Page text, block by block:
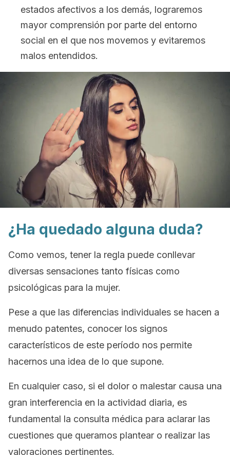
estados afectivos a los demás, lograremos
mayor comprensión por parte del entorno
social en el que nos movemos y evitaremos
malos entendidos.
¿Ha quedado alguna duda?
Como vemos, tener la regla puede conllevar
diversas sensaciones tanto físicas como
psicológicas para la mujer.
Pese a que las diferencias individuales se hacen a
menudo patentes, conocer los signos
característicos de este período nos permite
hacernos una idea de lo que supone.
En cualquier caso, si el dolor o malestar causa una
gran interferencia en la actividad diaria, es
fundamental la consulta médica para aclarar las
cuestiones que queramos plantear o realizar las
valoraciones pertinentes.